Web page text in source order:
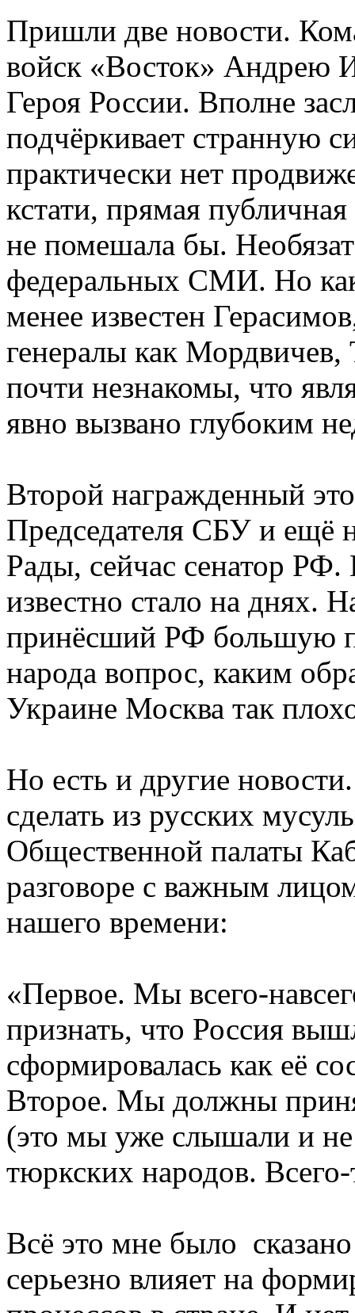
Пришли две новости.
войск «Восток» Андрею
Героя России. Вполне
подчёркивает странную
практически нет
кстати, прямая
не помешала бы.
федеральных СМИ. Но
менее известен
генералы как
почти незнакомы, что
явно вызвано глубоким
Второй награжденный
Председателя СБУ и ещё
Рады, сейчас сенатор РФ.
известно стало на днях.
принёсший РФ большую
народа вопрос, каким
Украине Москва так
Но есть и другие
сделать из русских
Общественной палаты
разговоре с важным
нашего времени:
«Первое. Мы всего-
признать, что Россия
сформировалась как её
Второе. Мы должны
(это мы уже слышали и не
тюркских народов.
Всё это мне было
серьезно влияет на